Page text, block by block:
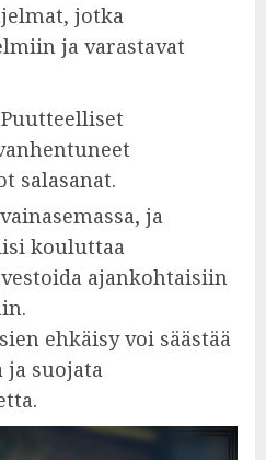
jotka
ja varastavat
Puutteelliset
salasanat.
ja
kouluttaa
ajankohtaisiin
ehkäisy voi säästää
suojata